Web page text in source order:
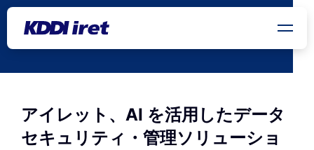
メインコンテンツにスキップ
アイレット、AI を活用したデータ
セキュリティ・管理ソリューショ